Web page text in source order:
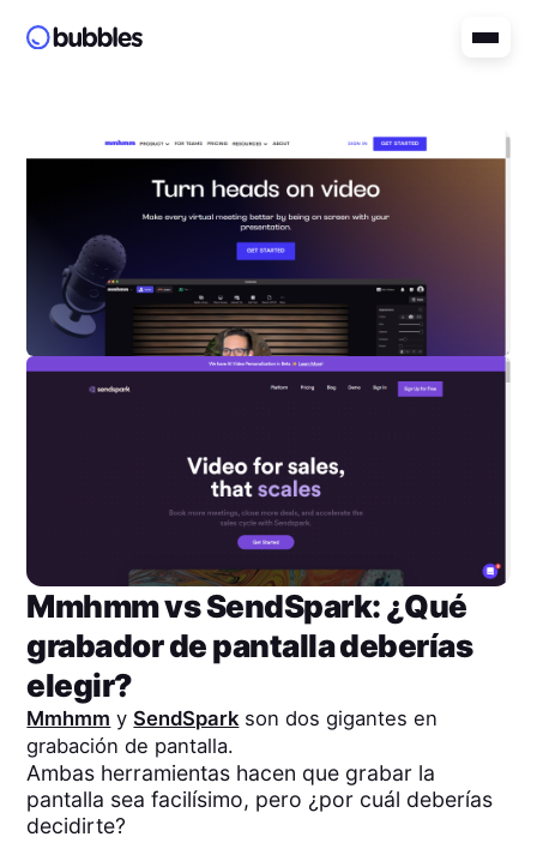
MmhmmvsSendSpark: ¿Qué
grabador de pantalla deberías
elegir?
Mmhmm ySendSpark son dos gigantes en
grabación de pantalla.
Ambas herramientas hacen que grabar la
pantalla sea facilísimo, pero ¿por cuál deberías
decidirte?